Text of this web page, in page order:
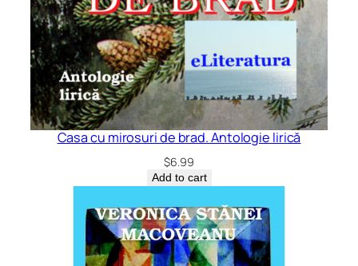
Casa cu mirosuri de brad. Antologie lirică
$6.99
Add to cart